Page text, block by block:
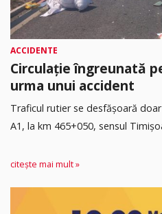
ACCIDENTE
Circulație îngreunată
urma unui accident
Traficul rutier se desfășoară
A1, la km 465+050, sensul
citește mai mult »